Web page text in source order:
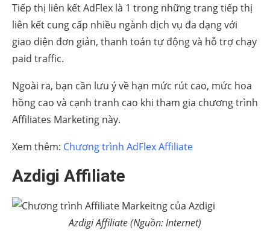
Tiếp thị liên kết AdFlex là 1 trong những trang tiếp thị
liên kết cung cấp nhiều ngành dịch vụ đa dạng với
giao diện đơn giản, thanh toán tự động và hỗ trợ chạy
paid traffic.
Ngoài ra, bạn cần lưu ý về hạn mức rút cao, mức hoa
hồng cao và cạnh tranh cao khi tham gia chương trình
Affiliates Marketing này.
Xem thêm: Chương trình AdFlex Affiliate
Azdigi Affiliate
Azdigi Affiliate (Nguồn: Internet)